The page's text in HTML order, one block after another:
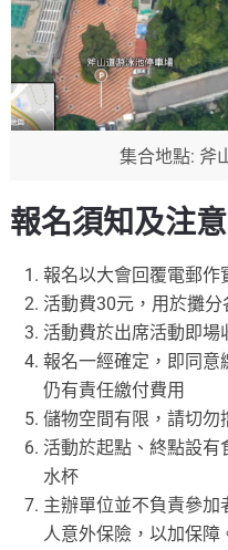
集合地點: 斧
報名須知及注
報名以大會回覆電郵作
活動費30元，用於攤
活動費於出席活動即場
報名一經確定，即同意
仍有責任繳付費用
儲物空間有限，請切勿
活動於起點、終點設
水杯
主辦單位並不負責參加
人意外保險，以加保